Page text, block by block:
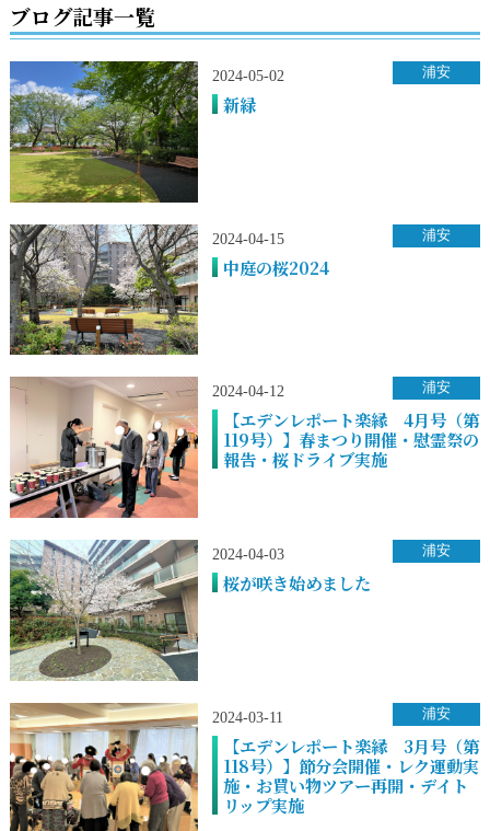
ブログ記事一覧
2024-05-02
新緑
浦安
2024-04-15
中庭の桜2024
浦安
2024-04-12
【エデンレポート楽縁 4月号（第
119号）】春まつり開催・慰霊祭の
報告・桜ドライブ実施
浦安
2024-04-03
桜が咲き始めました
浦安
2024-03-11
【エデンレポート楽縁 3月号（第
118号）】節分会開催・レク運動実
施・お買い物ツアー再開・デイト
リップ実施
浦安